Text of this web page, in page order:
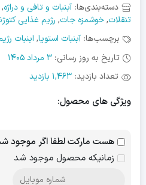
دسته‌بندی‌ها:آبنبات و تافی و دراژه,
تنقلات,خوشمزه جات, رژیم غذایی
برچسب‌ها:آبنبات استویا, ابنبات
تاریخ به روز رسانی: 3 مرداد 1405
تعداد بازدید: 1,463 بازدید
ویژگی های محصول:
هست مارکت لطفا اگر موجود
زمانیکه محصول موجود شد